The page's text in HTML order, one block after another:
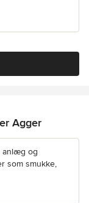
Agger
anlæg og
som smukke,